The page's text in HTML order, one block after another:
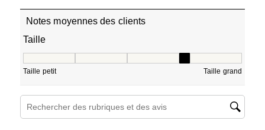
Notes moyennes des clients
Taille
Taille petit Taille grand
Zone de recherche de sujet et d'avis